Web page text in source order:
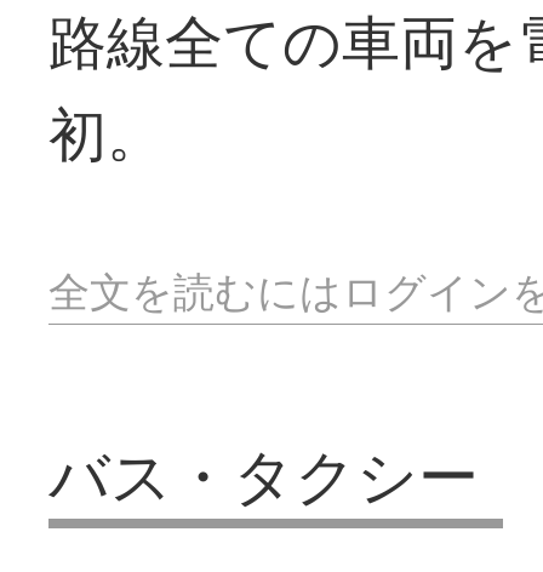
路線全ての車両
初。
全文を読むにはログイン
バス・タクシー